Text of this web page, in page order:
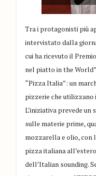
Tra i protagonisti più
intervistato dalla
cui ha ricevuto il
nel piatto in the
“Pizza Italia”: un
pizzerie che
L’iniziativa prevede
sulle materie prime,
mozzarella e olio, con
pizza italiana
dell’Italian sounding.